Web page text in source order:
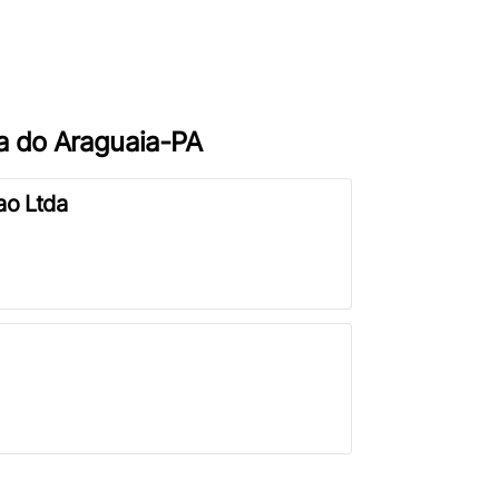
do Araguaia-PA
Ltda